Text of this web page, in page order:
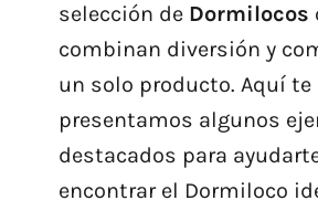
selección de Dormilocos
combinan diversión y
un solo producto. Aquí te
presentamos algunos
destacados para
encontrar el Dormiloco